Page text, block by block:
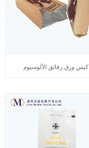
كيس ورق رقائق الألومنيوم